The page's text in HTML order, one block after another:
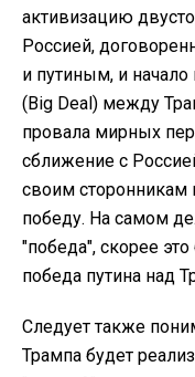
активизацию
Россией,
и путиным, и
(Big Deal) между
провала мирных
сближение с
своим
победу. На самом
"победа", скорее
победа путина над
Следует также
Трампа будет